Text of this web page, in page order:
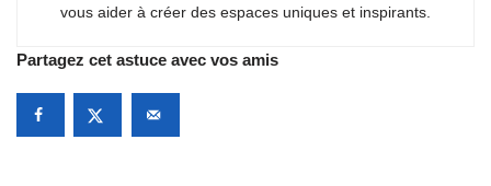
vous aider à créer des espaces uniques et inspirants.
Partagez cet astuce avec vos amis